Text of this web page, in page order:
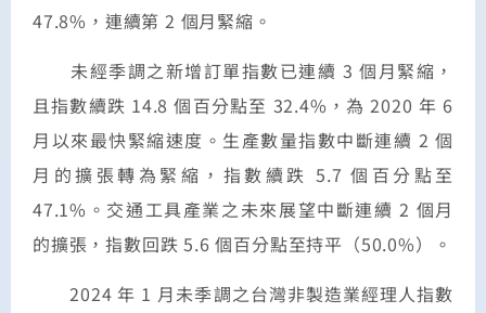
47.8%，連續第 2 個月緊縮。
未經季調之新增訂單指數已連續 3 個月緊縮，
且指數續跌 14.8 個百分點至 32.4%，為 2020 年 6
月以來最快緊縮速度。生產數量指數中斷連續 2 個
月的擴張轉為緊縮，指數續跌 5.7 個百分點至
47.1%。交通工具產業之未來展望中斷連續 2 個月
的擴張，指數回跌 5.6 個百分點至持平（50.0%）。
2024 年 1 月未季調之台灣非製造業經理人指數